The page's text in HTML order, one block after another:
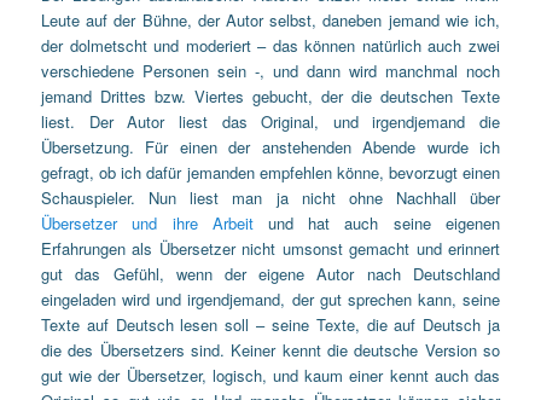
Leute auf der Bühne, der Autor selbst, daneben jemand wie ich,
der dolmetscht und moderiert – das können natürlich auch zwei
verschiedene Personen sein -, und dann wird manchmal noch
jemand Drittes bzw. Viertes gebucht, der die deutschen Texte
liest. Der Autor liest das Original, und irgendjemand die
Übersetzung. Für einen der anstehenden Abende wurde ich
gefragt, ob ich dafür jemanden empfehlen könne, bevorzugt einen
Schauspieler. Nun liest man ja nicht ohne Nachhall über
Übersetzer und ihre Arbeitund hat auch seine eigenen
Erfahrungen als Übersetzer nicht umsonst gemacht und erinnert
gut das Gefühl, wenn der eigene Autor nach Deutschland
eingeladen wird und irgendjemand, der gut sprechen kann, seine
Texte auf Deutsch lesen soll – seine Texte, die auf Deutsch ja
die des Übersetzers sind. Keiner kennt die deutsche Version so
gut wie der Übersetzer, logisch, und kaum einer kennt auch das